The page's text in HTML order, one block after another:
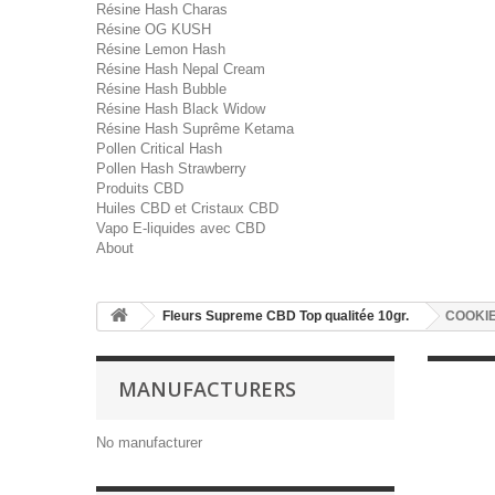
Résine Hash Charas
Résine OG KUSH
Résine Lemon Hash
Résine Hash Nepal Cream
Résine Hash Bubble
Résine Hash Black Widow
Résine Hash Suprême Ketama
Pollen Critical Hash
Pollen Hash Strawberry
Produits CBD
Huiles CBD et Cristaux CBD
Vapo E-liquides avec CBD
About
Fleurs Supreme CBD Top qualitée 10gr.
MANUFACTURERS
No manufacturer